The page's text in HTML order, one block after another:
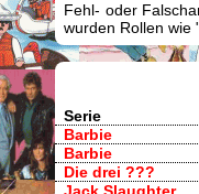
Fehl- oder
wurden Rollen wie
Serie
Barbie
Barbie
Die drei ???